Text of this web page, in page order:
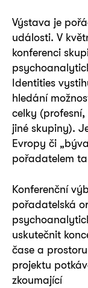
Výstava je
události. V
konferenci
Identities
hledání
celky (profesní,
jiné skupiny).
Evropy či
pořadatelem
Konferenční
pořadatelská
uskutečnit
čase a
projektu
zkoumající